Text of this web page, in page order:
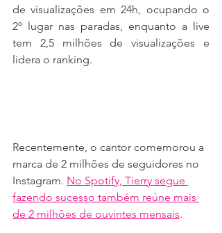
de visualizações em 24h, ocupando o
2º lugar nas paradas, enquanto a live
tem 2,5 milhões de visualizações e
lidera o ranking.
Recentemente, o cantor comemorou a
marca de 2 milhões de seguidores no
Instagram. No Spotify, Tierry segue
fazendo sucesso também reúne mais
de 2 milhões de ouvintes mensais.